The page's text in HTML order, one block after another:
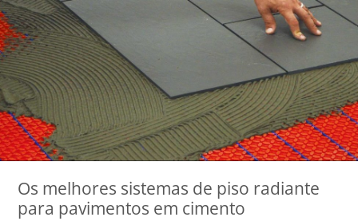
Os melhores sistemas de piso radiante
para pavimentos em cimento